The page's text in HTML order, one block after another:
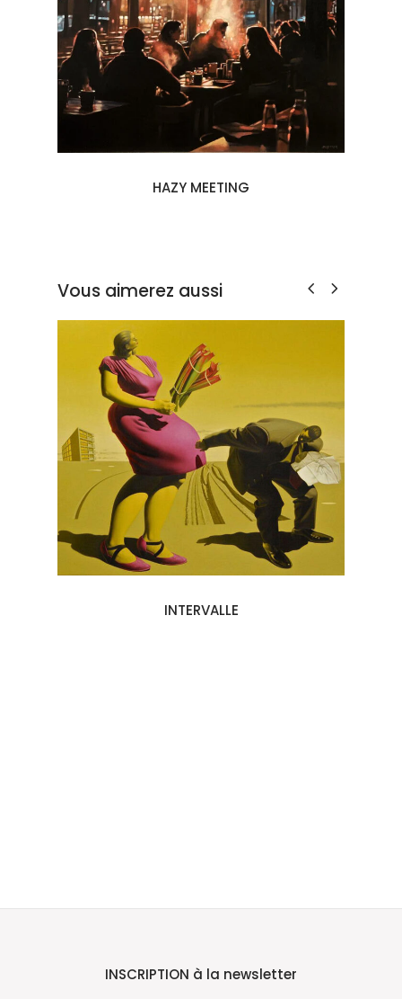
HAZY MEETING
Vous aimerez aussi
INTERVALLE
INSCRIPTION à la newsletter